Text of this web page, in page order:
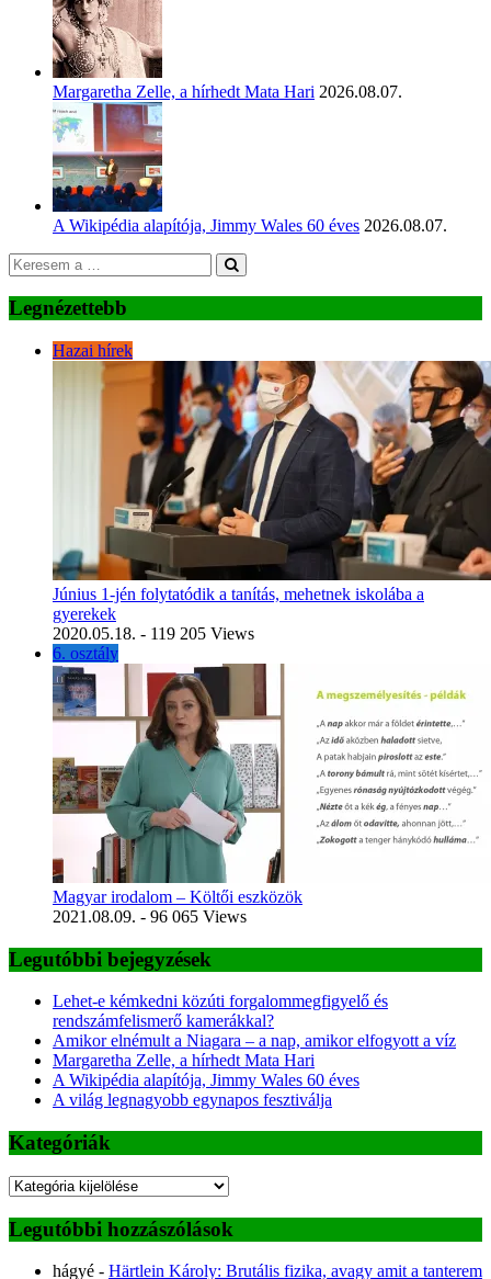
Margaretha Zelle, a hírhedt Mata Hari 2026.08.07.
A Wikipédia alapítója, Jimmy Wales 60 éves 2026.08.07.
Legnézettebb
Hazai hírek
Június 1-jén folytatódik a tanítás, mehetnek iskolába a
gyerekek
2020.05.18. - 119 205 Views
6. osztály
Magyar irodalom – Költői eszközök
2021.08.09. - 96 065 Views
Legutóbbi bejegyzések
Lehet-e kémkedni közúti forgalommegfigyelő és
rendszámfelismerő kamerákkal?
Amikor elnémult a Niagara – a nap, amikor elfogyott a víz
Margaretha Zelle, a hírhedt Mata Hari
A Wikipédia alapítója, Jimmy Wales 60 éves
A világ legnagyobb egynapos fesztiválja
Kategóriák
Kategóriák
Legutóbbi hozzászólások
hágyé - Härtlein Károly: Brutális fizika, avagy amit a tanterem